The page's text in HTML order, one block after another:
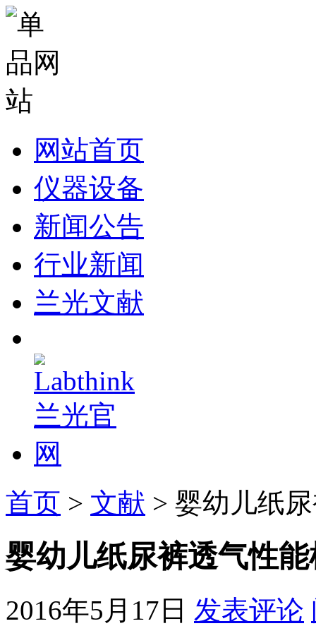
网站首页
仪器设备
新闻公告
行业新闻
兰光文献
首页 > 文献 > 婴幼儿纸
婴幼儿纸尿裤透气性
2016年5月17日 发表评论